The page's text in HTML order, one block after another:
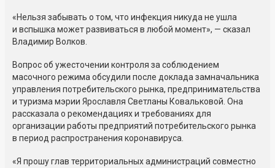
«Нельзя забывать о том, что инфекция никуда не ушла
и вспышка может развиваться в любой момент», — сказал
Владимир Волков.
Вопрос об ужесточении контроля за соблюдением
масочного режима обсудили после доклада замначальника
управления потребительского рынка, предпринимательства
и туризма мэрии Ярославля Светланы Ковальковой. Она
рассказала о рекомендациях и требованиях для
организации работы предприятий потребительского рынка
в период распространения коронавируса.
«Я прошу глав территориальных администраций совместно